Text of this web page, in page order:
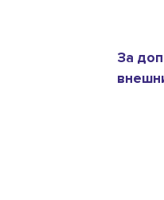
За